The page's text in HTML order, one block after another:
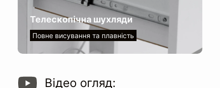
Телескопічна шухляди
Повне висування та плавність
Відео огляд: